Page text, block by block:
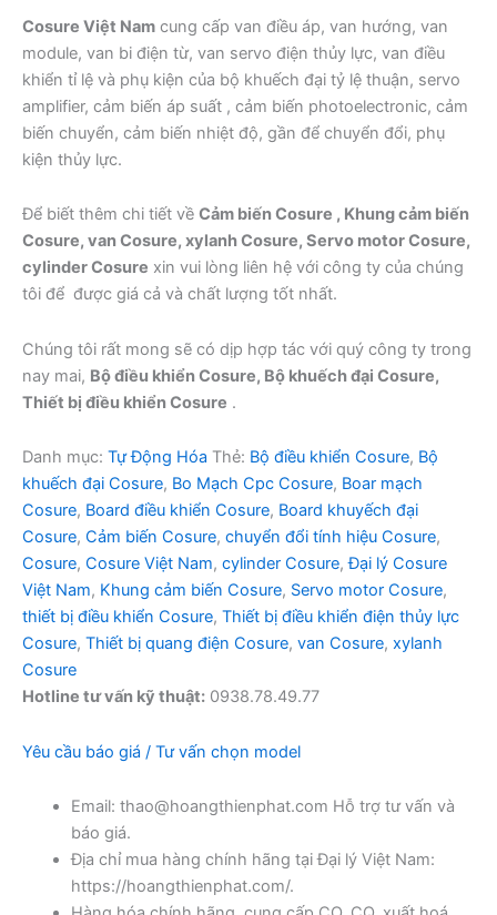
Cosure Việt Nam cung cấp van điều áp, van hướng, van
module, van bi điện từ, van servo điện thủy lực, van điều
khiển tỉ lệ và phụ kiện của bộ khuếch đại tỷ lệ thuận, servo
amplifier, cảm biến áp suất , cảm biến photoelectronic, cảm
biến chuyển, cảm biến nhiệt độ, gần để chuyển đổi, phụ
kiện thủy lực.
Để biết thêm chi tiết về Cảm biến Cosure , Khung cảm biến
Cosure, van Cosure, xylanh Cosure, Servo motor Cosure,
cylinder Cosure xin vui lòng liên hệ với công ty của chúng
tôi để được giá cả và chất lượng tốt nhất.
Chúng tôi rất mong sẽ có dịp hợp tác với quý công ty trong
nay mai, Bộ điều khiển Cosure, Bộ khuếch đại Cosure,
Thiết bị điều khiển Cosure .
Danh mục: Tự Động Hóa Thẻ: Bộ điều khiển Cosure, Bộ
khuếch đại Cosure, Bo Mạch Cpc Cosure, Boar mạch
Cosure, Board điều khiển Cosure, Board khuyếch đại
Cosure, Cảm biến Cosure, chuyển đổi tính hiệu Cosure,
Cosure, Cosure Việt Nam, cylinder Cosure,Đại lý Cosure
Việt Nam, Khung cảm biến Cosure, Servo motor Cosure,
thiết bị điều khiển Cosure, Thiết bị điều khiển điện thủy lực
Cosure, Thiết bị quang điện Cosure, van Cosure, xylanh
Cosure
Hotline tư vấn kỹ thuật: 0938.78.49.77
Yêu cầu báo giá / Tư vấn chọn model
Email: thao@hoangthienphat.com Hỗ trợ tư vấn và
báo giá.
Địa chỉ mua hàng chính hãng tại Đại lý Việt Nam:
https://hoangthienphat.com/.